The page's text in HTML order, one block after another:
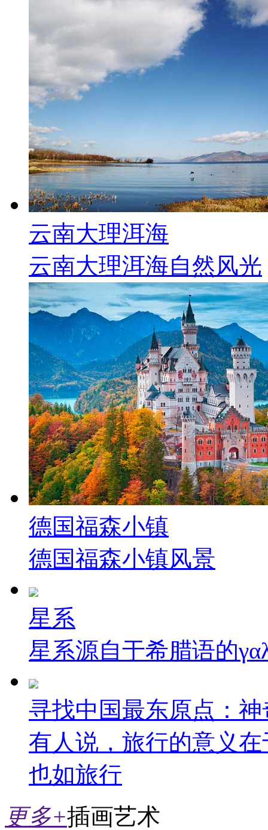
云南大理洱海
云南大理洱海自然风光
德国福森小镇
德国福森小镇风景
星系
星系源自于希腊语的
寻找中国最东原点：
有人说，旅行的意义
也如旅行
更多+插画艺术